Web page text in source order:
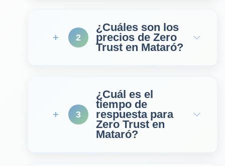
2
¿Cuáles son los
precios de Zero
Trust en Mataró?
3
¿Cuál es el
tiempo de
respuesta para
Zero Trust en
Mataró?